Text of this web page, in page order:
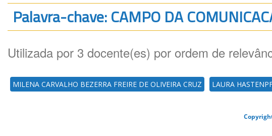
Palavra-chave: CAMPO DA
Utilizada por 3 docente(es) por ordem de
MILENA CARVALHO BEZERRA FREIRE DE OLIVEIRA CRUZ LAURA